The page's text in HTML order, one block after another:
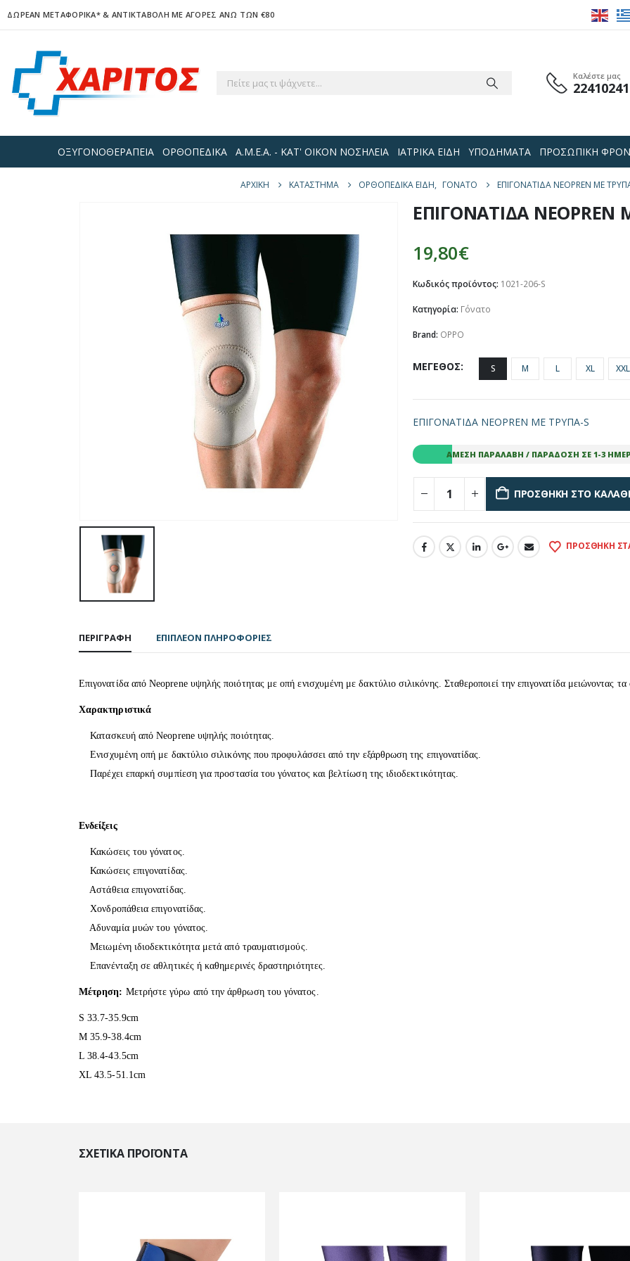
ΔΩΡΕΑΝ ΜΕΤΑΦΟΡΙΚΑ*& ΑΝΤΙΚΤΑΒΟΛΗ ΜΕ ΑΓΟΡΕΣ ΑΝΩ ΤΩΝ €80
Καλέστε μας
ΟΞΥΓΟΝΟΘΕΡΑΠΕΙΑ ΟΡΘΟΠΕΔΙΚΑ Α.Μ.Ε.Α. - ΚΑΤ' ΟΙΚΟΝ ΝΟΣΗΛΕΙΑ ΙΑΤΡΙΚΑ ΕΙΔΗ ΥΠΟΔΗΜΑΤΑ ΠΡΟΣΩΠΙΚΗ
ΑΡΧΙΚΉ ΚΑΤΆΣΤΗΜΑ ΟΡΘΟΠΕΔΙΚΑ ΕΙΔΗ, ΓΌΝΑΤΟ ΕΠΙΓΟΝΑΤΙΔΑ NEOPREN ΜΕ
ΕΠΙΓΟΝΑΤΙΔΑ
19,80€
Κωδικός προϊόντος: 1021-206-S
Κατηγορία: Γόνατο
Brand: OPPO
ΜΕΓΕΘΟΣ S M L XL XXL
ΕΠΙΓΟΝΑΤΙΔΑ NEOPREN ΜΕ ΤΡΥΠΑ-S
ΆΜΕΣΗ ΠΑΡΑΛΑΒΉ / ΠΑΡΆΔΟΣΗ ΣΕ 1-3
ΠΡΟΣΘΉΚΗ ΣΤΟ ΚΑΛΆΘΙ
ΠΡΟΣΘΉΚΗ
ΠΕΡΙΓΡΑΦΉ ΕΠΙΠΛΈΟΝ ΠΛΗΡΟΦΟΡΊΕΣ
Επιγονατίδα από Neoprene υψηλής ποιότητας με οπή ενισχυμένη με δακτύλιο σιλικόνης. Σταθεροποιεί την επιγονατίδα μειώνοντας
Χαρακτηριστικά
Κατασκευή από Neoprene υψηλής ποιότητας.
Ενισχυμένη οπή με δακτύλιο σιλικόνης που προφυλάσσει από την εξάρθρωση της επιγονατίδας.
Παρέχει επαρκή συμπίεση για προστασία του γόνατος και βελτίωση της ιδιοδεκτικότητας.
Ενδείξεις
Κακώσεις του γόνατος.
Κακώσεις επιγονατίδας.
Αστάθεια επιγονατίδας.
Χονδροπάθεια επιγονατίδας.
Αδυναμία μυών του γόνατος.
Μειωμένη ιδιοδεκτικότητα μετά από τραυματισμούς.
Επανένταξη σε αθλητικές ή καθημερινές δραστηριότητες.
Μέτρηση: Μετρήστε γύρω από την άρθρωση του γόνατος.
S 33.7-35.9cm
M 35.9-38.4cm
L 38.4-43.5cm
XL 43.5-51.1cm
ΣΧΕΤΙΚΆ ΠΡΟΪΌΝΤΑ